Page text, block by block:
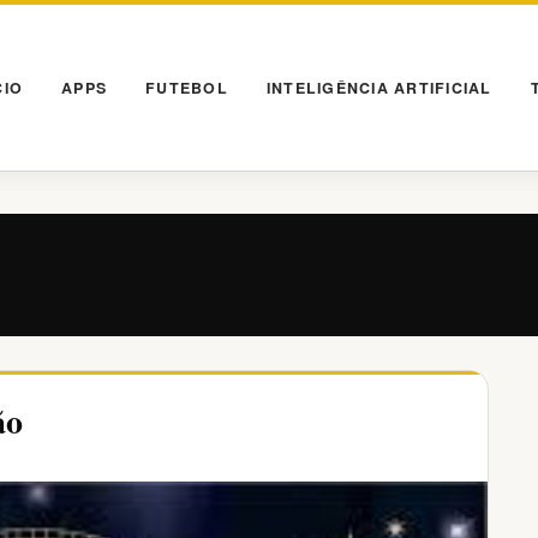
APPS FUTEBOL INTELIGÊNCIA ARTIFICIAL